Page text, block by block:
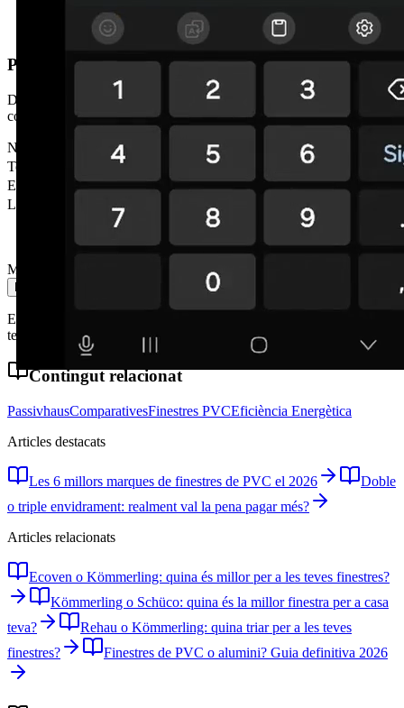
Prefereixes que et truquem?
Deixa'ns les teves dades i et contactem en menys de 24h. Sense
compromís.
Nom
Telèfon
Email
Localitat
Missatge
Enviar missatge
En enviar acceptes la nostra política de privacitat. No compartim les
teves dades amb tercers.
Contingut relacionat
PassivhausComparativesFinestres PVCEficiència Energètica
Articles destacats
Les 6 millors marques de finestres de PVC el 2026
Doble
o triple envidrament: realment val la pena pagar més?
Articles relacionats
Ecoven o Kömmerling: quina és millor per a les teves finestres?
Kömmerling o Schüco: quina és la millor finestra per a casa
teva?
Rehau o Kömmerling: quina triar per a les teves
finestres?
Finestres de PVC o alumini? Guia definitiva 2026